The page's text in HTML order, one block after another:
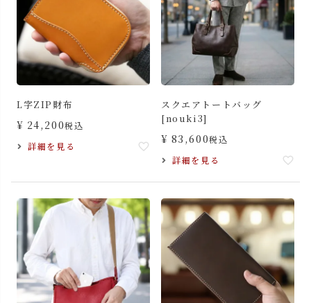
L字ZIP財布
¥ 24,200税込
詳細を見る
スクエアトートバッグ
[nouki3]
¥ 83,600税込
詳細を見る